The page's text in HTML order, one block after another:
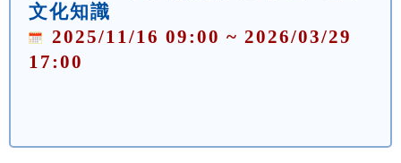
文化知識
2025/11/16 09:00 ~ 2026/03/29
17:00